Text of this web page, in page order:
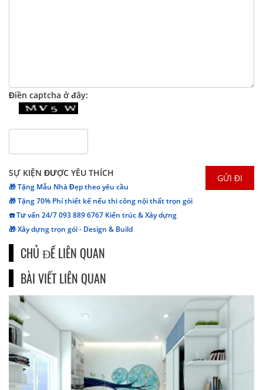
Điền captcha ở đây:
SỰ KIỆN ĐƯỢC YÊU THÍCH
🎁 Tặng Mẫu Nhà Đẹp theo yêu cầu
🎁 Tặng 70% Phí thiết kế nếu thi công nội thất trọn gói
☎️ Tư vấn 24/7 093 889 6767 Kiến trúc & Xây dựng
🎁 Xây dựng trọn gói - Design & Build
CHỦ ĐỀ LIÊN QUAN
BÀI VIẾT LIÊN QUAN